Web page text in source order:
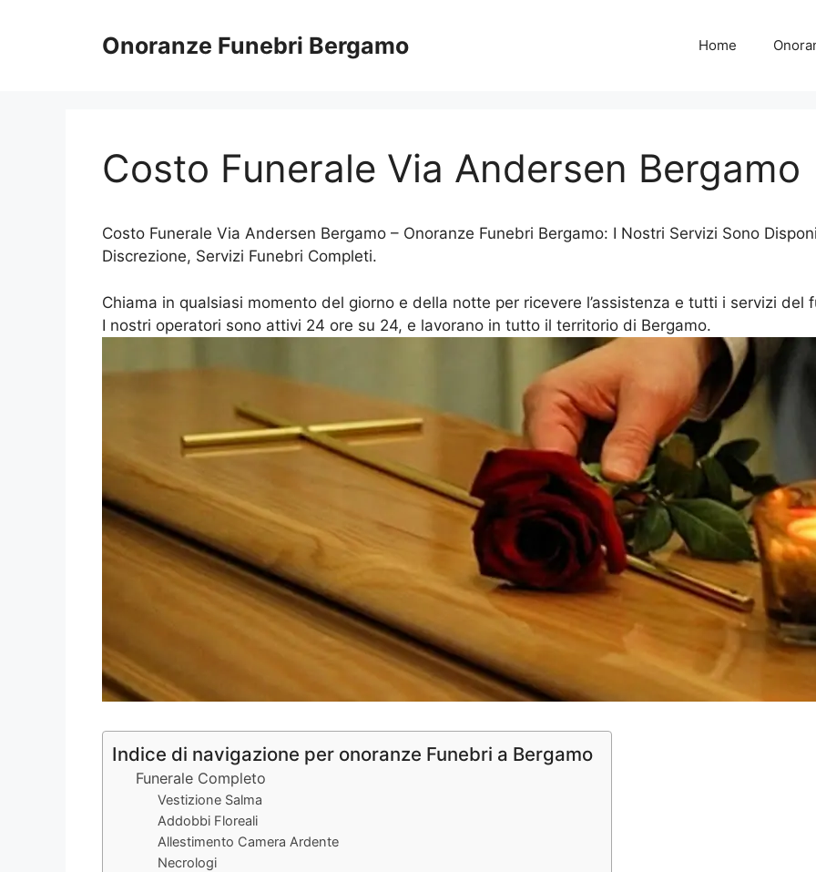
Onoranze Funebri Bergamo Home
Costo Funerale Via Andersen Bergamo
Costo Funerale Via Andersen Bergamo – Onoranze Funebri Bergamo: I Nostri Servizi Sono
Discrezione, Servizi Funebri Completi.
Chiama in qualsiasi momento del giorno e della notte per ricevere l’assistenza e tutti i servizi del
I nostri operatori sono attivi 24 ore su 24, e lavorano in tutto il territorio di Bergamo.
Indice di navigazione per onoranze Funebri a Bergamo
Funerale Completo
Vestizione Salma
Addobbi Floreali
Allestimento Camera Ardente
Necrologi